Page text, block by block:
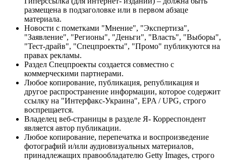
размещена в подзаголовке или в первом абзаце
материала.
Новости с пометками "Мнение", "Экспертиза",
"Заявление", "Регионы", "Деньги", "Власть", "Выборы",
"Тест-драйв", "Спецпроекты", "Промо" публикуются на
правах рекламы.
Раздел Спецпроекты создается совместно с
коммерческими партнерами.
Любое копирование, публикация, републикация и
другое распространение информации, которое содержит
ссылку на "Интерфакс-Украина", EPA / UPG, строго
воспрещается.
Владелец веб-страницы в разделе Я- Корреспондент
является автор публикации.
Любое копирование, перепечатка и воспроизведение
фотографий и/или аудиовизуальных материалов,
принадлежащих правообладателю Getty Images, строго